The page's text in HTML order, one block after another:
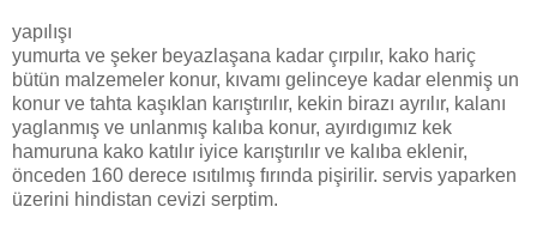
yapılışı
yumurta ve şeker beyazlaşana kadar çırpılır, kako hariç
bütün malzemeler konur, kıvamı gelinceye kadar elenmiş un
konur ve tahta kaşıklan karıştırılır, kekin birazı ayrılır, kalanı
yaglanmış ve unlanmış kalıba konur, ayırdıgımız kek
hamuruna kako katılır iyice karıştırılır ve kalıba eklenir,
önceden 160 derece ısıtılmış fırında pişirilir. servis yaparken
üzerini hindistan cevizi serptim.